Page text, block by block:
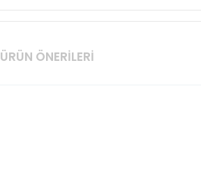
ÜRÜN ÖNERILERI